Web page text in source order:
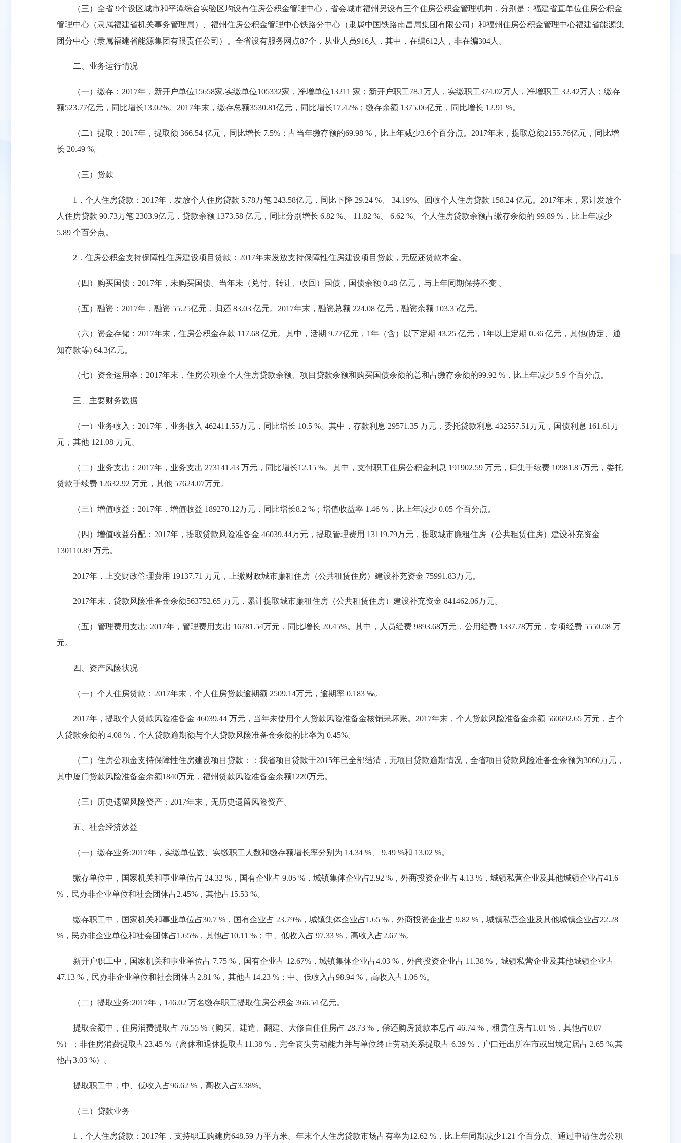
（三）全省 9个设区城市和平潭综合实验区均设有住房公积金管理中心，省会城市福州另设有三个住房公积金管理机构，分别是：福建省直单位住房公积金
管理中心（隶属福建省机关事务管理局）、福州住房公积金管理中心铁路分中心（隶属中国铁路南昌局集团有限公司）和福州住房公积金管理中心福建省能源集
团分中心（隶属福建省能源集团有限责任公司）。全省设有服务网点87个，从业人员916人，其中，在编612人，非在编304人。
二、业务运行情况
（一）缴存：2017年，新开户单位15658家,实缴单位105332家，净增单位13211 家；新开户职工78.1万人，实缴职工374.02万人，净增职工 32.42万人；缴存
额523.77亿元，同比增长13.02%。2017年末，缴存总额3530.81亿元，同比增长17.42%；缴存余额 1375.06亿元，同比增长 12.91 %。
（二）提取：2017年，提取额 366.54 亿元，同比增长 7.5%；占当年缴存额的69.98 %，比上年减少3.6个百分点。2017年末，提取总额2155.76亿元，同比增
长 20.49 %。
（三）贷款
1．个人住房贷款：2017年，发放个人住房贷款 5.78万笔 243.58亿元，同比下降 29.24 %、 34.19%。回收个人住房贷款 158.24 亿元。2017年末，累计发放个
人住房贷款 90.73万笔 2303.9亿元，贷款余额 1373.58 亿元，同比分别增长 6.82 %、 11.82 %、 6.62 %。个人住房贷款余额占缴存余额的 99.89 %，比上年减少
5.89 个百分点。
2．住房公积金支持保障性住房建设项目贷款：2017年未发放支持保障性住房建设项目贷款，无应还贷款本金。
（四）购买国债：2017年，未购买国债。当年未（兑付、转让、收回）国债，国债余额 0.48 亿元，与上年同期保持不变 。
（五）融资：2017年，融资 55.25亿元，归还 83.03 亿元。2017年末，融资总额 224.08 亿元，融资余额 103.35亿元。
（六）资金存储：2017年末，住房公积金存款 117.68 亿元。其中，活期 9.77亿元，1年（含）以下定期 43.25 亿元，1年以上定期 0.36 亿元，其他(协定、通
知存款等) 64.3亿元。
（七）资金运用率：2017年末，住房公积金个人住房贷款余额、项目贷款余额和购买国债余额的总和占缴存余额的99.92 %，比上年减少 5.9 个百分点。
三、主要财务数据
（一）业务收入：2017年，业务收入 462411.55万元，同比增长 10.5 %。其中，存款利息 29571.35 万元，委托贷款利息 432557.51万元，国债利息 161.61万
元，其他 121.08 万元。
（二）业务支出：2017年，业务支出 273141.43 万元，同比增长12.15 %。其中，支付职工住房公积金利息 191902.59 万元，归集手续费 10981.85万元，委托
贷款手续费 12632.92 万元，其他 57624.07万元。
（三）增值收益：2017年，增值收益 189270.12万元，同比增长8.2 %；增值收益率 1.46 %，比上年减少 0.05 个百分点。
（四）增值收益分配：2017年，提取贷款风险准备金 46039.44万元，提取管理费用 13119.79万元，提取城市廉租住房（公共租赁住房）建设补充资金
130110.89 万元。
2017年，上交财政管理费用 19137.71 万元，上缴财政城市廉租住房（公共租赁住房）建设补充资金 75991.83万元。
2017年末，贷款风险准备金余额563752.65 万元，累计提取城市廉租住房（公共租赁住房）建设补充资金 841462.06万元。
（五）管理费用支出: 2017年，管理费用支出 16781.54万元，同比增长 20.45%。其中，人员经费 9893.68万元，公用经费 1337.78万元，专项经费 5550.08 万
元。
四、资产风险状况
（一）个人住房贷款：2017年末，个人住房贷款逾期额 2509.14万元，逾期率 0.183 ‰。
2017年，提取个人贷款风险准备金 46039.44 万元，当年未使用个人贷款风险准备金核销呆坏账。2017年末，个人贷款风险准备金余额 560692.65 万元，占个
人贷款余额的 4.08 %，个人贷款逾期额与个人贷款风险准备金余额的比率为 0.45%。
（二）住房公积金支持保障性住房建设项目贷款：：我省项目贷款于2015年已全部结清，无项目贷款逾期情况，全省项目贷款风险准备金余额为3060万元，
其中厦门贷款风险准备金余额1840万元，福州贷款风险准备金余额1220万元。
（三）历史遗留风险资产：2017年末，无历史遗留风险资产。
五、社会经济效益
（一）缴存业务:2017年，实缴单位数、实缴职工人数和缴存额增长率分别为 14.34 %、 9.49 %和 13.02 %。
缴存单位中，国家机关和事业单位占 24.32 %，国有企业占 9.05 %，城镇集体企业占2.92 %，外商投资企业占 4.13 %，城镇私营企业及其他城镇企业占41.6
%，民办非企业单位和社会团体占2.45%，其他占15.53 %。
缴存职工中，国家机关和事业单位占30.7 %，国有企业占 23.79%，城镇集体企业占1.65 %，外商投资企业占 9.82 %，城镇私营企业及其他城镇企业占22.28
%，民办非企业单位和社会团体占1.65%，其他占10.11 %；中、低收入占 97.33 %，高收入占2.67 %。
新开户职工中，国家机关和事业单位占 7.75 %，国有企业占 12.67%，城镇集体企业占4.03 %，外商投资企业占 11.38 %，城镇私营企业及其他城镇企业占
47.13 %，民办非企业单位和社会团体占2.81 %，其他占14.23 %；中、低收入占98.94 %，高收入占1.06 %。
（二）提取业务:2017年，146.02 万名缴存职工提取住房公积金 366.54 亿元。
提取金额中，住房消费提取占 76.55 %（购买、建造、翻建、大修自住住房占 28.73 %，偿还购房贷款本息占 46.74 %，租赁住房占1.01 %，其他占0.07
%）；非住房消费提取占23.45 %（离休和退休提取占11.38 %，完全丧失劳动能力并与单位终止劳动关系提取占 6.39 %，户口迁出所在市或出境定居占 2.65 %,其
他占3.03 %）。
提取职工中，中、低收入占96.62 %，高收入占3.38%。
（三）贷款业务
1．个人住房贷款：2017年，支持职工购建房648.59 万平方米。年末个人住房贷款市场占有率为12.62 %，比上年同期减少1.21 个百分点。通过申请住房公积